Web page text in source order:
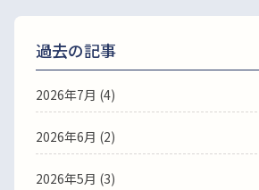
過去の記事
2026年7月 (4)
2026年6月 (2)
2026年5月 (3)